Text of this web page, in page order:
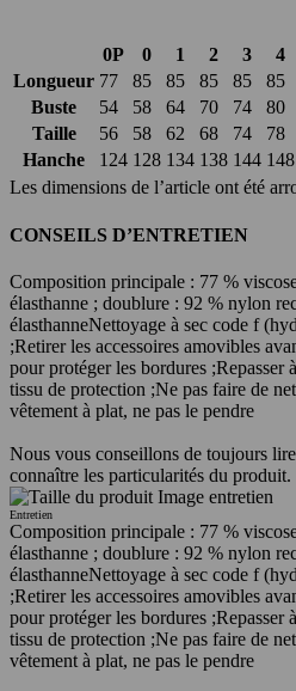
0P 0 1 2 3
4
Longueur 77 85 85 85 85
85
Buste
54 58 64 70 74
80
Taille
56 58 62 68 74
78
Hanche
124 128 134 138 144 148
Les dimensions de l’article ont été
CONSEILS D’ENTRETIEN
Composition principale : 77 %
élasthanne ; doublure : 92 % nylon
élasthanneNettoyage à sec code f
;Retirer les accessoires amovibles
pour protéger les bordures ;Repasser
tissu de protection ;Ne pas faire de
vêtement à plat, ne pas le pendre
Nous vous conseillons de toujours
connaître les particularités du produit.
Entretien
Composition principale : 77 %
élasthanne ; doublure : 92 % nylon
élasthanneNettoyage à sec code f
;Retirer les accessoires amovibles
pour protéger les bordures ;Repasser
tissu de protection ;Ne pas faire de
vêtement à plat, ne pas le pendre